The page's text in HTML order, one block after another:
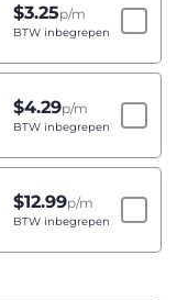
$3.25p/m
BTW inbegrepen
$4.29p/m
BTW inbegrepen
$12.99p/m
BTW inbegrepen